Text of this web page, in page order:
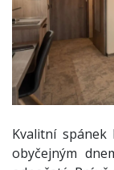
Kvalitní spánek
obyčejným